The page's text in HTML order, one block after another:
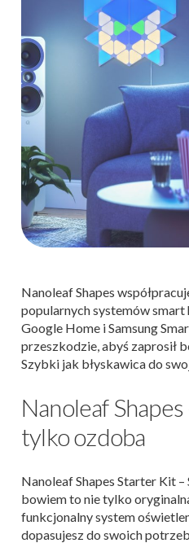
Nanoleaf Shapes
popularnych systemów smart
Google Home i Samsung
przeszkodzie, abyś zaprosił
Szybki jak błyskawica do
Nanoleaf
tylko ozdoba
Nanoleaf Shapes Starter Kit
bowiem to nie tylko
funkcjonalny system
dopasujesz do swoich